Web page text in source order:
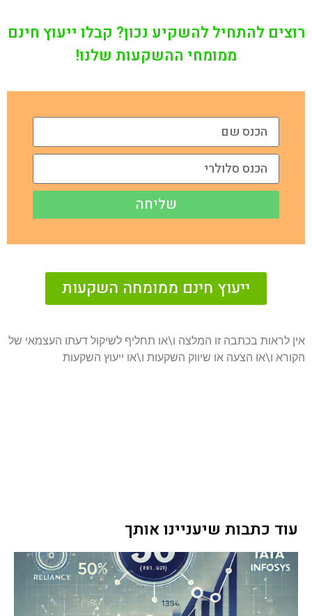
רוצים להתחיל להשקיע נכון? קבלו ייעוץ חינם
ממומחי ההשקעות שלנו!
שליחה
ייעוץ חינם ממומחה השקעות
אין לראות בכתבה זו המלצה ו\או תחליף לשיקול דעתו העצמאי של
הקורא ו\או הצעה או שיווק השקעות ו\או ייעוץ השקעות
עוד כתבות שיעניינו אותך